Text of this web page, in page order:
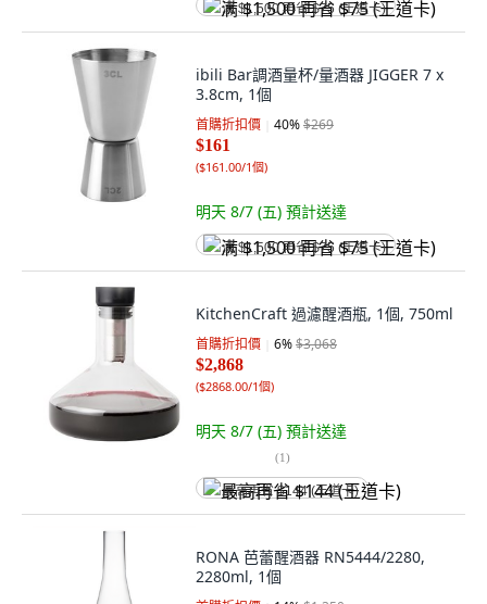
满 $1,500 再省 $75 (王道卡)
ibili Bar調酒量杯/量酒器 JIGGER 7 x
3.8cm, 1個
首購折扣價 40%$269
$161
($161.00/1個)
明天 8/7 (五) 預計送達
满 $1,500 再省 $75 (王道卡)
KitchenCraft 過濾醒酒瓶, 1個, 750ml
首購折扣價 6%$3,068
$2,868
($2868.00/1個)
明天 8/7 (五) 預計送達
(1)
最高再省 $144 (王道卡)
RONA 芭蕾醒酒器 RN5444/2280,
2280ml, 1個